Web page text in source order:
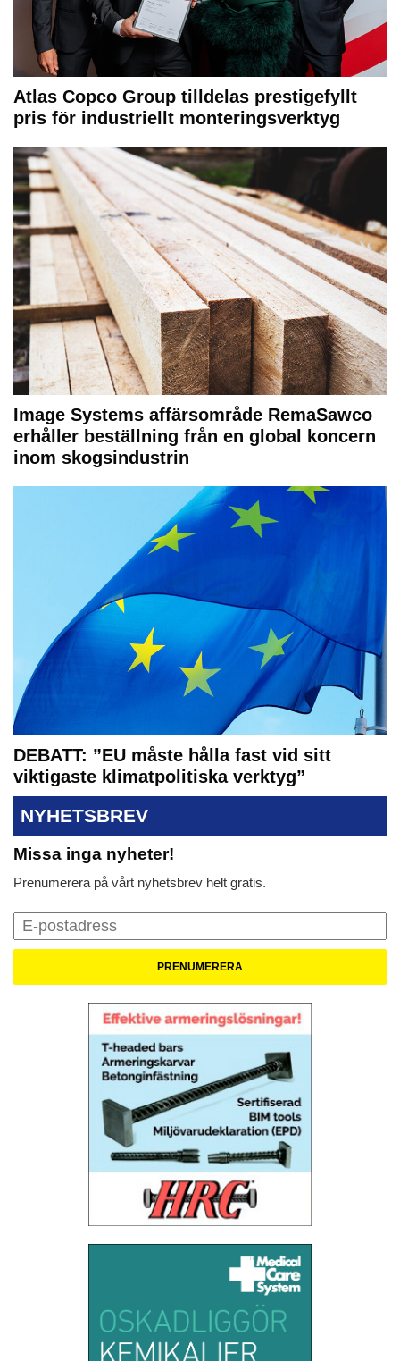
Atlas Copco Group tilldelas prestigefyllt
pris för industriellt monteringsverktyg
Image Systems affärsområde RemaSawco
erhåller beställning från en global koncern
inom skogsindustrin
DEBATT: ”EU måste hålla fast vid sitt
viktigaste klimatpolitiska verktyg”
NYHETSBREV
Missa inga nyheter!
Prenumerera på vårt nyhetsbrev helt gratis.